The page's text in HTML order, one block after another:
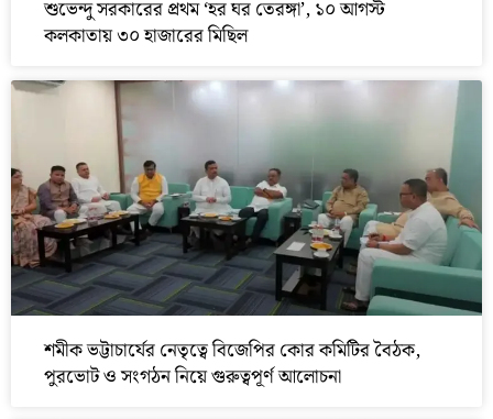
শুভেন্দু সরকারের প্রথম ‘হর ঘর তেরঙ্গা’, ১০ আগস্ট
কলকাতায় ৩০ হাজারের মিছিল
শমীক ভট্টাচার্যের নেতৃত্বে বিজেপির কোর কমিটির বৈঠক,
পুরভোট ও সংগঠন নিয়ে গুরুত্বপূর্ণ আলোচনা